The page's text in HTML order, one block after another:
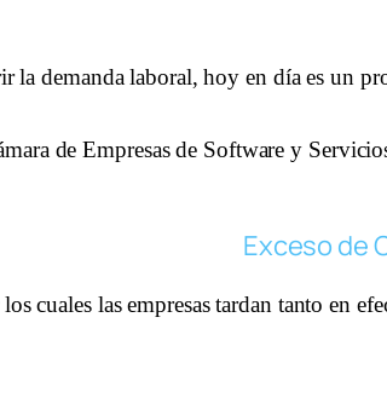
la demanda laboral, hoy en día es un
de Empresas de Software y
Exceso de
cuales las empresas tardan tanto en